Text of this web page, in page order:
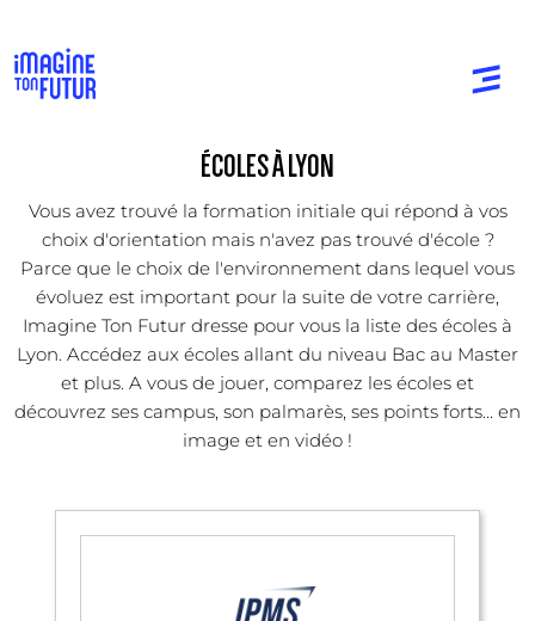
ÉCOLES À LYON
Vous avez trouvé la formation initiale qui répond à vos
choix d'orientation mais n'avez pas trouvé d'école ?
Parce que le choix de l'environnement dans lequel vous
évoluez est important pour la suite de votre carrière,
Imagine Ton Futur dresse pour vous la liste des écoles à
Lyon. Accédez aux écoles allant du niveau Bac au Master
et plus. A vous de jouer, comparez les écoles et
découvrez ses campus, son palmarès, ses points forts... en
image et en vidéo !